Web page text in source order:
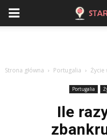
Strona główna Portugalia Życie
Portugalia
Ile